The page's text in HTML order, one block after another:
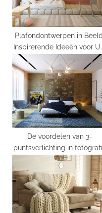
s
t
:
Plafondontwerpen in
Inspirerende Ideeën voor
Interieur
De voordelen van 3-
puntsverlichting in
en video